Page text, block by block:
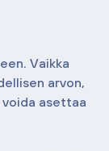
Vaikka
arvon,
asettaa